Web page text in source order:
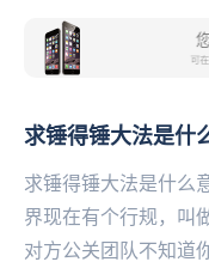
求锤得锤大法是什
求锤得锤大法是什么
界现在有个行规，叫
对方公关团队不知道